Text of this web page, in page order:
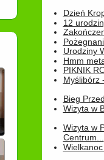
Dzień
12
Urodziny
Hmm
PIKNIK
Myślibórz
Bieg
Wizyta w
Wizyta w
Centrum...